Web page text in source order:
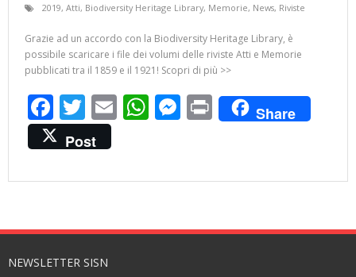
2019, Atti, Biodiversity Heritage Library, Memorie, News, Riviste
Grazie ad un accordo con la Biodiversity Heritage Library, è
possibile scaricare i file dei volumi delle riviste Atti e Memorie
pubblicati tra il 1859 e il 1921! Scopri di più >>
F
ac
e
b
o
k
T
w
itt
er
E
l
W
s
p
M
e
g
Pr
in
Share
Post
NEWSLETTER SISN